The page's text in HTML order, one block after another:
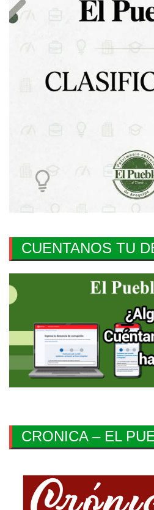
CUENTANOS TU
CRONICA – EL